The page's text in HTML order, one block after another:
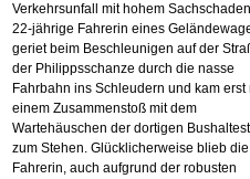
Verkehrsunfall mit hohem
22-jährige Fahrerin eines
geriet beim Beschleunigen auf der
der Philippsschanze durch die nasse
Fahrbahn ins Schleudern und kam erst
einem Zusammenstoß mit dem
Wartehäuschen der dortigen
zum Stehen. Glücklicherweise blieb die
Fahrerin, auch aufgrund der robusten